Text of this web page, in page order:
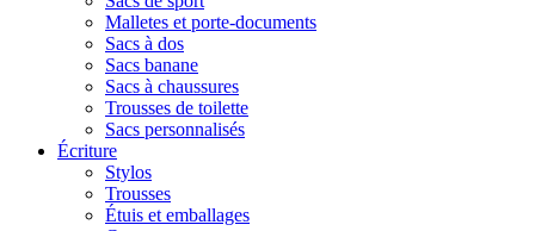
Malletes et porte-documents
Sacs à dos
Sacs banane
Sacs à chaussures
Trousses de toilette
Sacs personnalisés
Écriture
Stylos
Trousses
Étuis et emballages